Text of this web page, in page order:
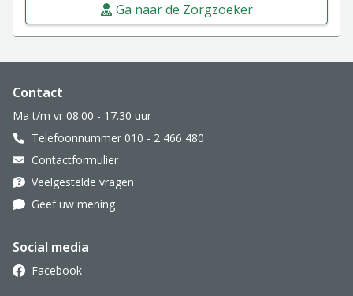
Ga naar de Zorgzoeker
Website footer
Contact
Ma t/m vr 08.00 - 17.30 uur
Telefoonnummer 010 - 2 466 480
Contactformulier
Veelgestelde vragen
Geef uw mening
Social media
Facebook